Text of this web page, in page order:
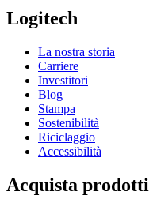
Logitech
La nostra storia
Carriere
Investitori
Blog
Stampa
Sostenibilità
Riciclaggio
Accessibilità
Acquista prodotti